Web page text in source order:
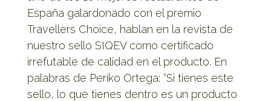
España galardonado con el premio
Travellers Choice, hablan en la revista de
nuestro sello SIQEV como certificado
irrefutable de calidad en el producto. En
palabras de Periko Ortega: “Si tienes este
sello, lo que tienes dentro es un producto